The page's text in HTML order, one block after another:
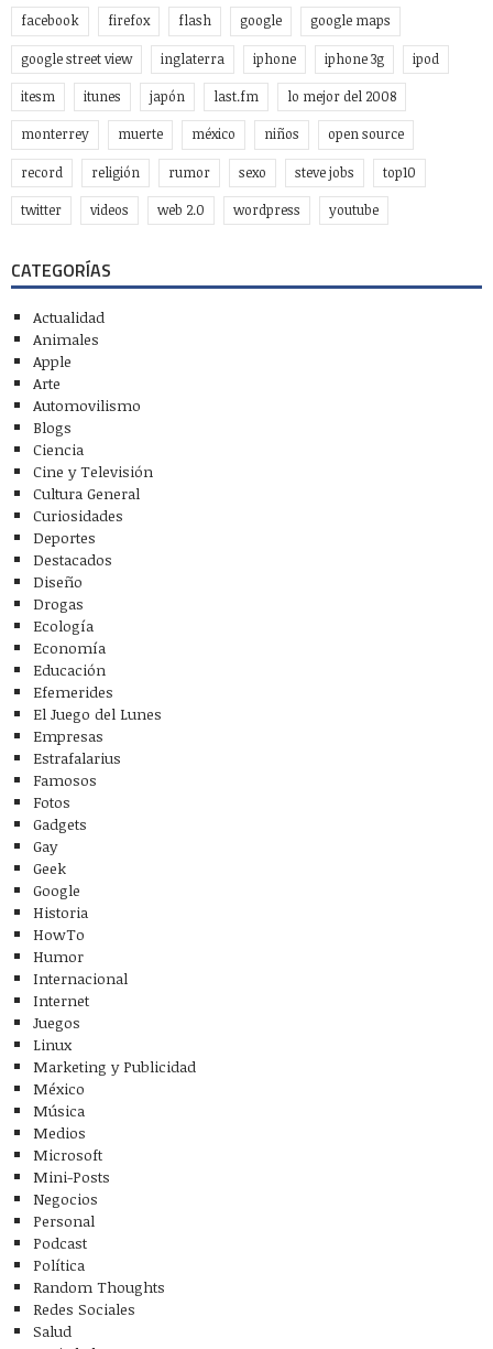
facebook firefox flash google google maps
google street view inglaterra iphone iphone 3g ipod
itesm itunes japón last.fm lo mejor del 2008
monterrey muerte méxico niños open source
record religión rumor sexo steve jobs top10
twitter videos web 2.0 wordpress youtube
CATEGORÍAS
Actualidad
Animales
Apple
Arte
Automovilismo
Blogs
Ciencia
Cine y Televisión
Cultura General
Curiosidades
Deportes
Destacados
Diseño
Drogas
Ecología
Economía
Educación
Efemerides
El Juego del Lunes
Empresas
Estrafalarius
Famosos
Fotos
Gadgets
Gay
Geek
Google
Historia
HowTo
Humor
Internacional
Internet
Juegos
Linux
Marketing y Publicidad
México
Música
Medios
Microsoft
Mini-Posts
Negocios
Personal
Podcast
Política
Random Thoughts
Redes Sociales
Salud